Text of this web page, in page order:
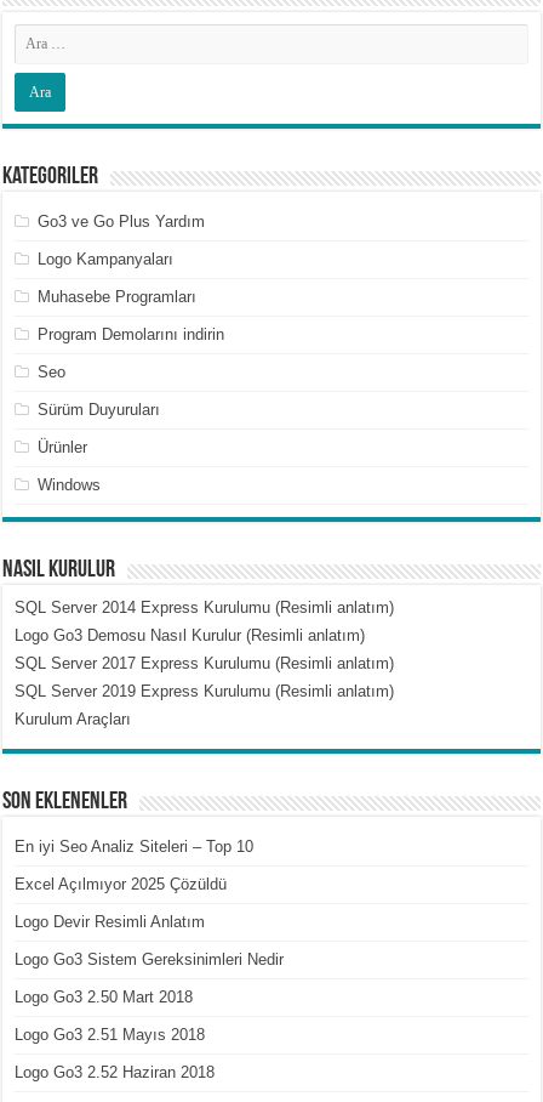
Kategoriler
Go3 ve Go Plus Yardım
Logo Kampanyaları
Muhasebe Programları
Program Demolarını indirin
Seo
Sürüm Duyuruları
Ürünler
Windows
Nasıl Kurulur
SQL Server 2014 Express Kurulumu (Resimli anlatım)
Logo Go3 Demosu Nasıl Kurulur (Resimli anlatım)
SQL Server 2017 Express Kurulumu (Resimli anlatım)
SQL Server 2019 Express Kurulumu (Resimli anlatım)
Kurulum Araçları
Son Eklenenler
En iyi Seo Analiz Siteleri – Top 10
Excel Açılmıyor 2025 Çözüldü
Logo Devir Resimli Anlatım
Logo Go3 Sistem Gereksinimleri Nedir
Logo Go3 2.50 Mart 2018
Logo Go3 2.51 Mayıs 2018
Logo Go3 2.52 Haziran 2018